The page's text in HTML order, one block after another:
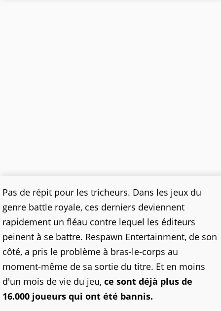
Pas de répit pour les tricheurs. Dans les jeux du
genre battle royale, ces derniers deviennent
rapidement un fléau contre lequel les éditeurs
peinent à se battre. Respawn Entertainment, de son
côté, a pris le problème à bras-le-corps au
moment-même de sa sortie du titre. Et en moins
d'un mois de vie du jeu, ce sont déjà plus de
16.000 joueurs qui ont été bannis.